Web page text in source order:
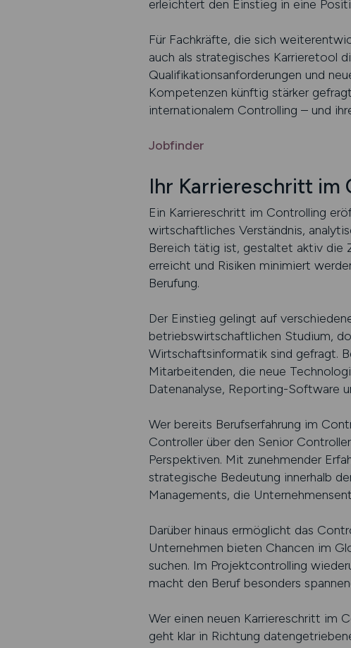
erleichtert den Einstieg in eine
Für Fachkräfte, die sich
auch als strategisches Karrieretool
Qualifikationsanforderungen und
Kompetenzen künftig stärker
internationalem Controlling – und
Jobfinder
Ihr Karriereschritt im
Ein Karriereschritt im Controlling
wirtschaftliches Verständnis,
Bereich tätig ist, gestaltet aktiv die
erreicht und Risiken minimiert
Berufung.
Der Einstieg gelingt auf
betriebswirtschaftlichen Studium,
Wirtschaftsinformatik sind gefragt.
Mitarbeitenden, die neue
Datenanalyse, Reporting-Software
Wer bereits Berufserfahrung im
Controller über den Senior
Perspektiven. Mit zunehmender
strategische Bedeutung innerhalb
Managements, die
Darüber hinaus ermöglicht das
Unternehmen bieten Chancen im
suchen. Im Projektcontrolling
macht den Beruf besonders
Wer einen neuen Karriereschritt im
geht klar in Richtung